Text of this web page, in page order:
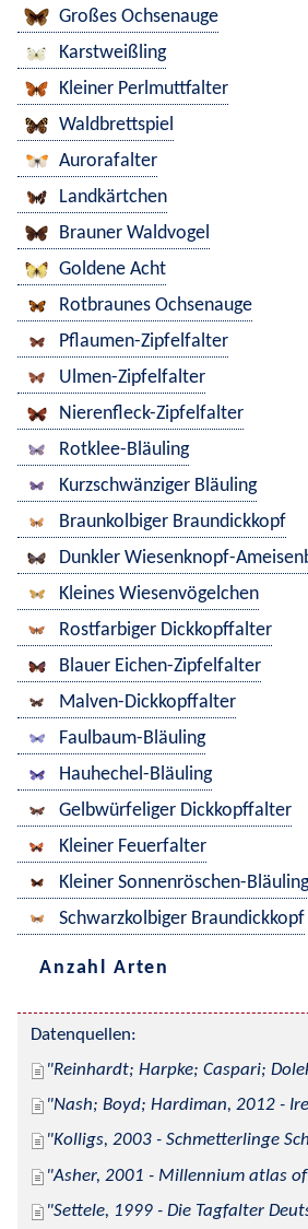
Großes Ochsenauge
Karstweißling
Kleiner Perlmuttfalter
Waldbrettspiel
Aurorafalter
Landkärtchen
Brauner Waldvogel
Goldene Acht
Rotbraunes Ochsenauge
Pflaumen-Zipfelfalter
Ulmen-Zipfelfalter
Nierenfleck-Zipfelfalter
Rotklee-Bläuling
Kurzschwänziger Bläuling
Braunkolbiger Braundickkopf
Dunkler Wiesenknopf-
Kleines Wiesenvögelchen
Rostfarbiger Dickkopffalter
Blauer Eichen-Zipfelfalter
Malven-Dickkopffalter
Faulbaum-Bläuling
Hauhechel-Bläuling
Gelbwürfeliger Dickkopffalter
Kleiner Feuerfalter
Kleiner Sonnenröschen-Bläuling
Schwarzkolbiger Braundickkopf
Anzahl Arten
Datenquellen:
Reinhardt; Harpke; Caspari;
Nash; Boyd; Hardiman, 2012 -
Kolligs, 2003 - Schmetterlinge
Asher, 2001 - Millennium atlas
Settele, 1999 - Die Tagfalter